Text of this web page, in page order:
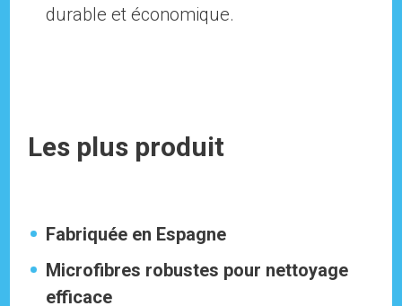
durable et économique.
Les plus produit
Fabriquée en Espagne
Microfibres robustes pour nettoyage
efficace